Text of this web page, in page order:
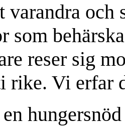
varandra
som
reser sig
rike. Vi erfar